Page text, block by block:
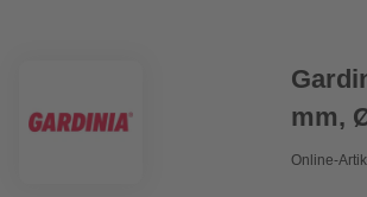
mm,
Online-